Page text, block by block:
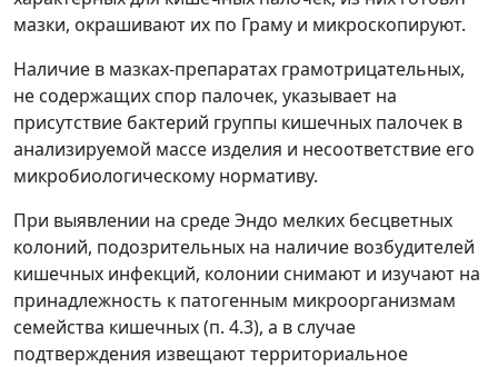
мазки, окрашивают их по Граму и микроскопируют.
Наличие в мазках-препаратах грамотрицательных,
не содержащих спор палочек, указывает на
присутствие бактерий группы кишечных палочек в
анализируемой массе изделия и несоответствие его
микробиологическому нормативу.
При выявлении на среде Эндо мелких бесцветных
колоний, подозрительных на наличие возбудителей
кишечных инфекций, колонии снимают и изучают на
принадлежность к патогенным микроорганизмам
семейства кишечных (п. 4.3), а в случае
подтверждения извещают территориальное